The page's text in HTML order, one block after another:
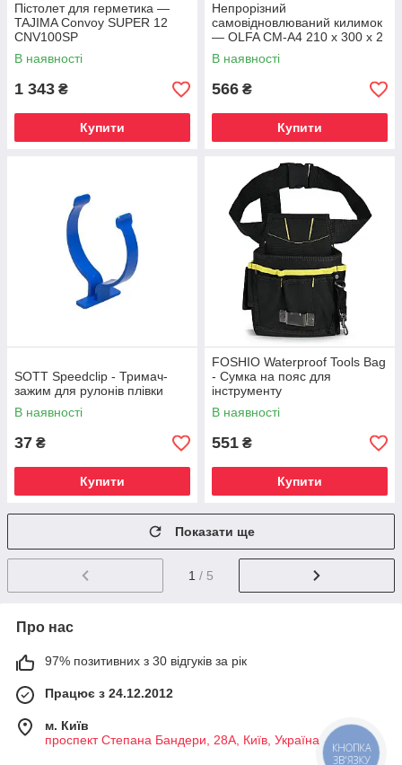
Пістолет для герметика —
TAJIMA Convoy SUPER 12
CNV100SP
В наявності
1 343 ₴
Купити
Непрорізний
самовідновлюваний килимок
— OLFA CM-A4 210 х 300 x 2
мм
В наявності
566 ₴
Купити
SOTT Speedclip - Тримач-
зажим для рулонів плівки
В наявності
37 ₴
Купити
FOSHIO Waterproof Tools Bag
- Сумка на пояс для
інструменту
В наявності
551 ₴
Купити
Показати ще
1 / 5
Про нас
97% позитивних з 30 відгуків за рік
Працює з 24.12.2012
м. Київ
проспект Степана Бандери, 28А, Київ, Україна
КНОПКА
ЗВ'ЯЗКУ